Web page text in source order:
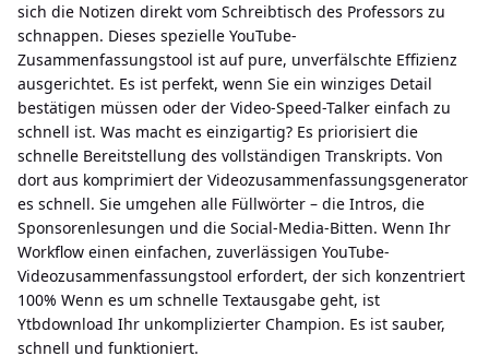
sich die Notizen direkt vom Schreibtisch des Professors zu
schnappen. Dieses spezielle YouTube-
Zusammenfassungstool ist auf pure, unverfälschte Effizienz
ausgerichtet. Es ist perfekt, wenn Sie ein winziges Detail
bestätigen müssen oder der Video-Speed-Talker einfach zu
schnell ist. Was macht es einzigartig? Es priorisiert die
schnelle Bereitstellung des vollständigen Transkripts. Von
dort aus komprimiert der Videozusammenfassungsgenerator
es schnell. Sie umgehen alle Füllwörter – die Intros, die
Sponsorenlesungen und die Social-Media-Bitten. Wenn Ihr
Workflow einen einfachen, zuverlässigen YouTube-
Videozusammenfassungstool erfordert, der sich konzentriert
100% Wenn es um schnelle Textausgabe geht, ist
Ytbdownload Ihr unkomplizierter Champion. Es ist sauber,
schnell und funktioniert.